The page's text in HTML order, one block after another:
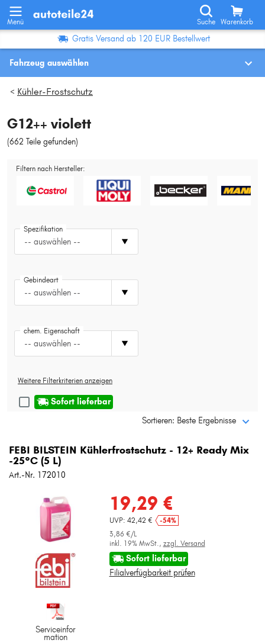
Menü Suche Warenkorb
Gratis Versand ab 120 EUR Bestellwert
Fahrzeug auswählen
Wo finde ich die?
Oder
Oder Fahrzeugauswahl nach Kriterien:
Modell wählen
Typ wählen
> Kühler-Frostschutz
G12++ violett
(662 Teile gefunden)
Filtern nach Hersteller:
Spezifikation
-- auswählen --
Gebindeart
-- auswählen --
chem. Eigenschaft
-- auswählen --
Weitere Filterkriterien anzeigen
Sofort lieferbar
Sortieren: Beste Ergebnisse
FEBI BILSTEIN Kühlerfrostschutz - 12+ Ready Mix
-25°C (5 L)
Art.-Nr. 172010
Serviceinfor
mation
19,29 €
UVP: 42,42 €
-54%
3,86 €/L
inkl. 19% MwSt., zzgl. Versand
Sofort lieferbar
Filialverfügbarkeit prüfen